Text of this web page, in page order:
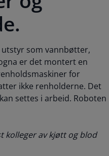
som vannbøtter,
er det montert en
for
ikke renholderne. Det
settes i arbeid. Roboten
kolleger av kjøtt og blod